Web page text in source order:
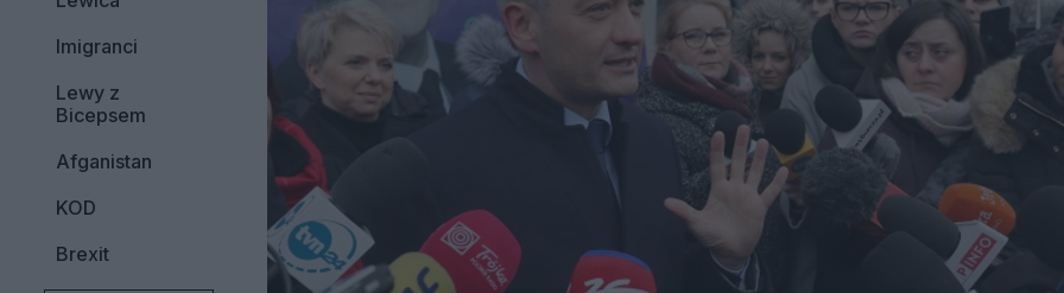
Imigranci
Lewy z
Bicepsem
Afganistan
KOD
Brexit